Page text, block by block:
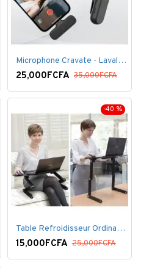
Microphone Cravate - Lavalier pour smartphone, enregistrement vidéo YouTube Live Stream K60 For Type
25,000FCFA 35,000FCFA
-40 %
Table Refroidisseur Ordinateur Portable
15,000FCFA 25,000FCFA